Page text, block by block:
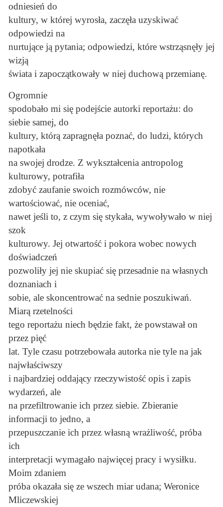
odniesień do
kultury, w której wyrosła, zaczęła uzyskiwać
odpowiedzi na
nurtujące ją pytania; odpowiedzi, które wstrząsnęły jej
wizją
świata i zapoczątkowały w niej duchową przemianę.
Ogromnie
spodobało mi się podejście autorki reportażu: do
siebie samej, do
kultury, którą zapragnęła poznać, do ludzi, których
napotkała
na swojej drodze. Z wykształcenia antropolog
kulturowy, potrafiła
zdobyć zaufanie swoich rozmówców, nie
wartościować, nie oceniać,
nawet jeśli to, z czym się stykała, wywoływało w niej
szok
kulturowy. Jej otwartość i pokora wobec nowych
doświadczeń
pozwoliły jej nie skupiać się przesadnie na własnych
doznaniach i
sobie, ale skoncentrować na sednie poszukiwań.
Miarą rzetelności
tego reportażu niech będzie fakt, że powstawał on
przez pięć
lat. Tyle czasu potrzebowała autorka nie tyle na jak
najwłaściwszy
i najbardziej oddający rzeczywistość opis i zapis
wydarzeń, ale
na przefiltrowanie ich przez siebie. Zbieranie
informacji to jedno, a
przepuszczanie ich przez własną wrażliwość, próba
ich
interpretacji wymagało najwięcej pracy i wysiłku.
Moim zdaniem
próba okazała się ze wszech miar udana; Weronice
Mliczewskiej